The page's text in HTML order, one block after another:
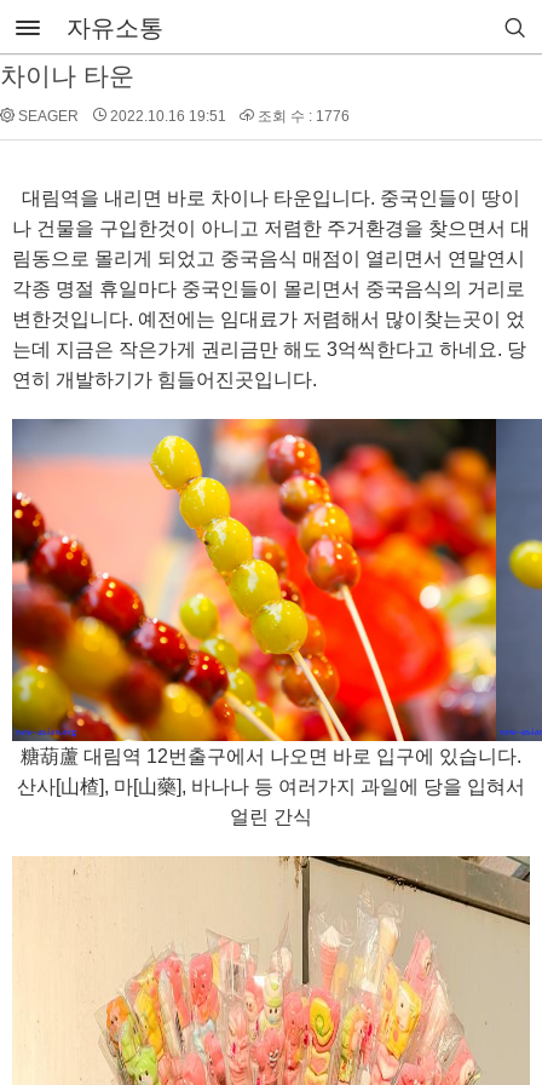
자유소통
차이나 타운
SEAGER 2022.10.16 19:51 조회 수 : 1776
대림역을 내리면 바로 차이나 타운입니다. 중국인들이 땅이
나 건물을 구입한것이 아니고 저렴한 주거환경을 찾으면서 대
림동으로 몰리게 되었고 중국음식 매점이 열리면서 연말연시
각종 명절 휴일마다 중국인들이 몰리면서 중국음식의 거리로
변한것입니다. 예전에는 임대료가 저렴해서 많이찾는곳이 었
는데 지금은 작은가게 권리금만 해도 3억씩한다고 하네요. 당
연히 개발하기가 힘들어진곳입니다.
糖葫蘆 대림역 12번출구에서 나오면 바로 입구에 있습니다.
산사[山楂], 마[山藥], 바나나 등 여러가지 과일에 당을 입혀서
얼린 간식